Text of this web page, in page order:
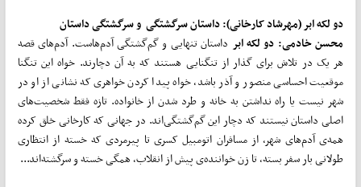
دو لکه ابر (مهرشاد کارخانی): داستان سرگشتگی و سرگشتگی داستان
محسن خادمی: دو لکه ابرداستان تنهایی و گم‌گشتگی آدم‌هاست. آدم‌های قصه
هر یک در تلاش برای گذار از تنگنایی هستند که به آن دچارند. خواه این تنگنا
موقعیت احساسی منصور و آذر باشد، خواه پیدا کردن خواهری که نشانی از او در
شهر نیست یا راه نداشتن به خانه و طرد شدن از خانواده. تازه فقط شخصیت‌های
اصلی داستان نیستند که دچار این گم‌گشتگی‌اند. در جهانی که کارخانی خلق کرده
همه‌ی آدم‌های شهر، از مسافران اتومبیل کسری تا پیرمردی که خسته از انتظاری
طولانی بار سفر بسته، تا زن خواننده‌ی پیش از انقلاب، همگی خسته و سرگشته‌اند...